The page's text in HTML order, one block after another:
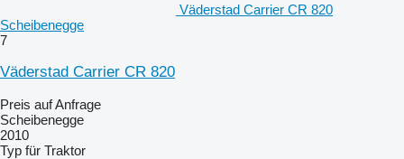
Väderstad Carrier CR 820
Scheibenegge
7
Väderstad Carrier CR 820
Preis auf Anfrage
Scheibenegge
2010
Typ für Traktor